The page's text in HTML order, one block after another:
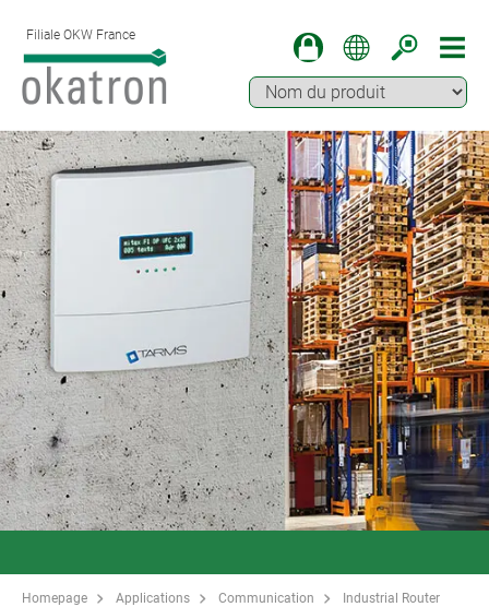
Filiale OKW France
Homepage Applications Communication Industrial Router